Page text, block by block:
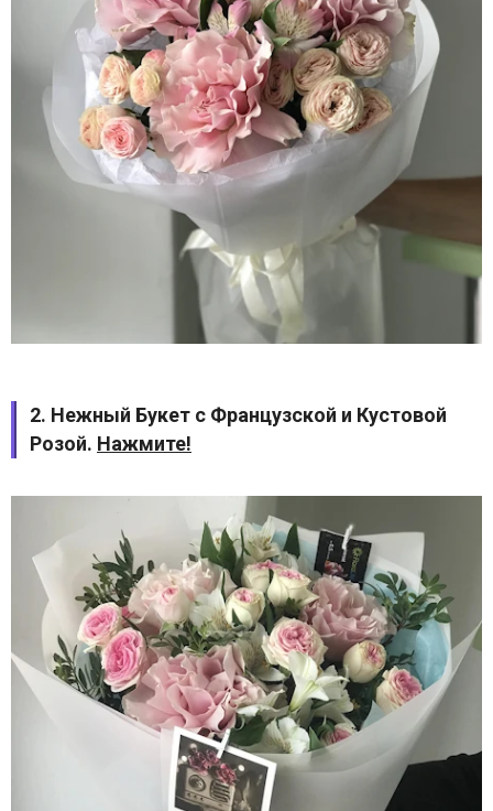
2. Нежный Букет с Французской и Кустовой
Розой. Нажмите!